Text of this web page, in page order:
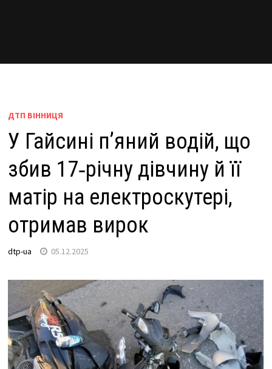
ДТП ВІННИЦЯ
У Гайсині п’яний водій, що
збив 17‑річну дівчину й її
матір на електроскутері,
отримав вирок
dtp-ua 05.12.2025